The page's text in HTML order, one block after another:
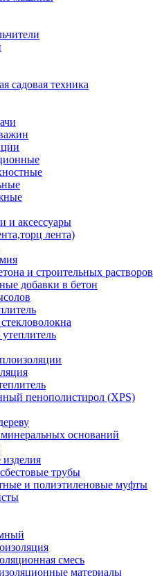
садовая техника
и аксессуары
лента)
и строительных растворов
добавки в бетон
пенополистирол (XPS)
оснований
изделия
трубы
и полиэтиленовые муфты
смесь
материалы